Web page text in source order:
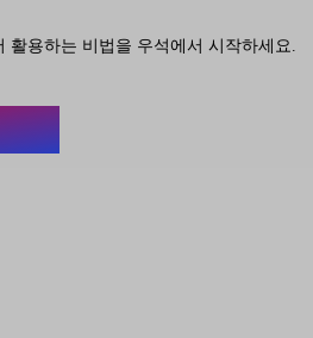
활용하는 비법을 우석에서 시작하세요.